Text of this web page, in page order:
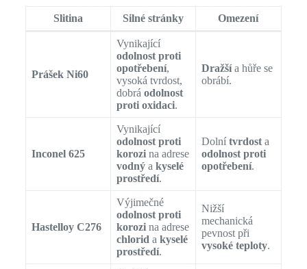
Slitina Silné stránky Omezení
Prášek Ni60
Vynikající
odolnost proti
opotřebení,
vysoká tvrdost,
dobrá odolnost
proti oxidaci.
Dražšía hůře se
obrábí.
Inconel 625
Vynikající
odolnost proti
korozina adrese
vodnýa kyselé
prostředí.
Dolní tvrdosta
odolnost proti
opotřebení.
Hastelloy C276
Výjimečné
odolnost proti
korozina adrese
chlorid a kyselé
prostředí.
Nižší
mechanická
pevnost při
vysoké teploty.